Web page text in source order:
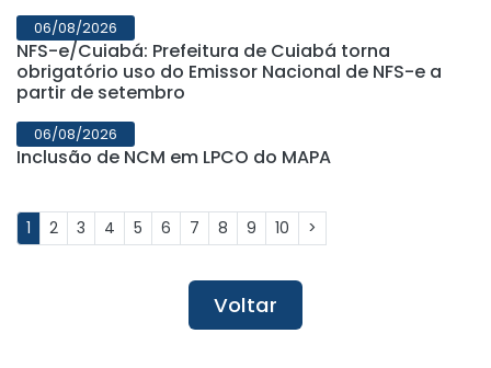
06/08/2026
NFS-e/Cuiabá: Prefeitura de Cuiabá torna
obrigatório uso do Emissor Nacional de NFS-e a
partir de setembro
06/08/2026
Inclusão de NCM em LPCO do MAPA
1 2 3 4 5 6 7 8 9 10 >
Voltar